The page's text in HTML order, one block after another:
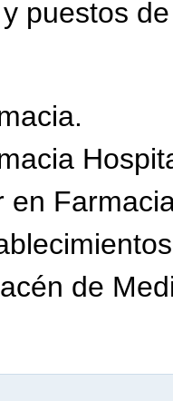
puestos
en
de